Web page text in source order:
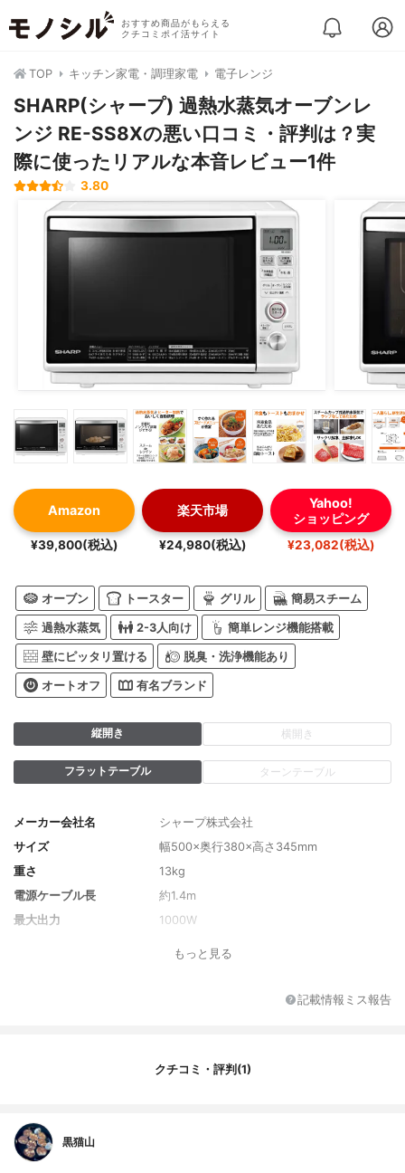
おすすめ商品がもらえる
クチコミポイ活サイト
TOP キッチン家電・調理家電 電子レンジ
SHARP(シャープ) 過熱水蒸気オーブンレ
ンジ RE-SS8Xの悪い口コミ・評判は？実
際に使ったリアルな本音レビュー1件
3.80
Amazon
¥39,800(税込)
楽天市場
¥24,980(税込)
Yahoo!
ショッピング
¥23,082(税込)
オーブン トースター グリル 簡易スチーム
過熱水蒸気 2-3人向け 簡単レンジ機能搭載
壁にピッタリ置ける 脱臭・洗浄機能あり
オートオフ 有名ブランド
縦開き 横開き
フラットテーブル ターンテーブル
メーカー会社名
シャープ株式会社
サイズ
幅500×奥行380×高さ345mm
重さ
13kg
電源ケーブル長
約1.4m
最大出力
1000W
600W、500W、200W
もっと見る
記載情報ミス報告
クチコミ・評判(1)
黒猫山